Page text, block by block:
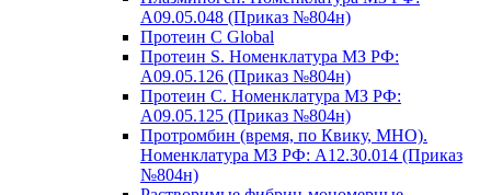
A09.05.048 (Приказ №804н)
Протеин C Global
Протеин S. Номенклатура МЗ РФ:
A09.05.126 (Приказ №804н)
Протеин С. Номенклатура МЗ РФ:
A09.05.125 (Приказ №804н)
Протромбин (время, по Квику, МНО).
Номенклатура МЗ РФ: A12.30.014 (Приказ
№804н)